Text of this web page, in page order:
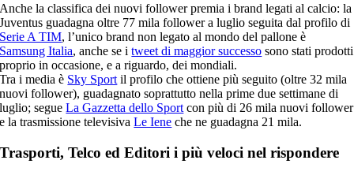
Anche la classifica dei nuovi follower premia i brand legati al calcio: la
Juventus guadagna oltre 77 mila follower a luglio seguita dal profilo di
Serie A TIM, l’unico brand non legato al mondo del pallone è
Samsung Italia, anche se itweet di maggior successo sono stati prodotti
proprio in occasione, e a riguardo, dei mondiali.
Tra i media è Sky Sport il profilo che ottiene più seguito (oltre 32 mila
nuovi follower), guadagnato soprattutto nella prime due settimane di
luglio; segueLa Gazzetta dello Sport con più di 26 mila nuovi follower
e la trasmissione televisivaLe Iene che ne guadagna 21 mila.
Trasporti, Telco ed Editori i più veloci nel rispondere